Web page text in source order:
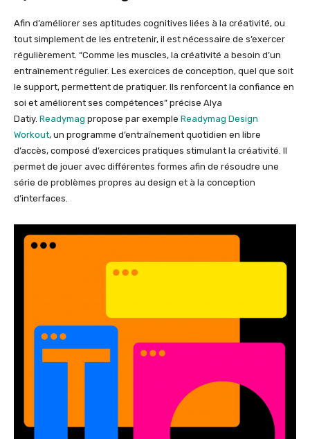
Afin d’améliorer ses aptitudes cognitives liées à la créativité, ou
tout simplement de les entretenir, il est nécessaire de s’exercer
régulièrement. “Comme les muscles, la créativité a besoin d’un
entraînement régulier. Les exercices de conception, quel que soit
le support, permettent de pratiquer. Ils renforcent la confiance en
soi et améliorent ses compétences” précise Alya
Datiy. Readymag propose par exemple Readymag Design
Workout, un programme d’entraînement quotidien en libre
d’accès, composé d’exercices pratiques stimulant la créativité. Il
permet de jouer avec différentes formes afin de résoudre une
série de problèmes propres au design et à la conception
d’interfaces.